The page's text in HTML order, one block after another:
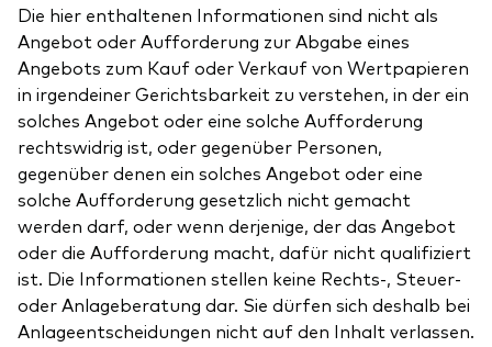
Die hier enthaltenen Informationen sind nicht als
Angebot oder Aufforderung zur Abgabe eines
Angebots zum Kauf oder Verkauf von Wertpapieren
in irgendeiner Gerichtsbarkeit zu verstehen, in der ein
solches Angebot oder eine solche Aufforderung
rechtswidrig ist, oder gegenüber Personen,
gegenüber denen ein solches Angebot oder eine
solche Aufforderung gesetzlich nicht gemacht
werden darf, oder wenn derjenige, der das Angebot
oder die Aufforderung macht, dafür nicht qualifiziert
ist. Die Informationen stellen keine Rechts-, Steuer-
oder Anlageberatung dar. Sie dürfen sich deshalb bei
Anlageentscheidungen nicht auf den Inhalt verlassen.